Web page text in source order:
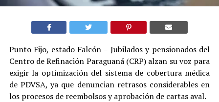
Punto Fijo, estado Falcón – Jubilados y pensionados del
Centro de Refinación Paraguaná (CRP) alzan su voz para
exigir la optimización del sistema de cobertura médica
de PDVSA, ya que denuncian retrasos considerables en
los procesos de reembolsos y aprobación de cartas aval.